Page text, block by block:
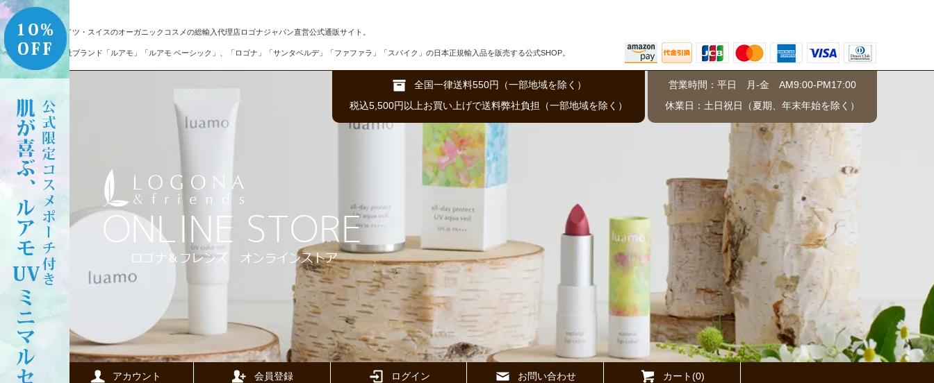
ドイツ・スイスのオーガニックコスメの総輸入代理店ロゴナジャパン直営公式通販サイト。
自社ブランド「ルアモ」「ルアモ ベーシック」、「ロゴナ」「サンタベルデ」「ファファラ」「スパイク」の日本正規輸入品を販売する公式SHOP。
全国一律送料550円（一部地域を除く）
税込5,500円以上お買い上げで送料弊社負担（一部地域を除く）
営業時間：平日 月-金 AM9:00-PM17:00
休業日：土日祝日（夏期、年末年始を除く）
アカウント 会員登録 ログイン お問い合わせ カート(0)